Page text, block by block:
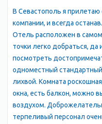
280...400 мм/гг. Наиболее
май.
История Севастополя
В античные времена на
Севастополя располагалась
Позже эта территория
Византийской империй. Во
владычества город стал
С 988 городом Херсоном
Святославич, который
В Севастополь я прилетаю
компании, и всегда
Отель расположен в
точки легко добраться,
посмотреть
одноместный
лихвой. Комната
окна, есть балкон, можно
воздухом.
терпеливый персонал